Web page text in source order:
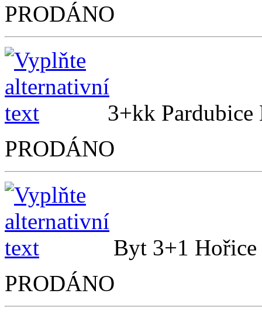
PRODÁNO
3+kk Pardubice
PRODÁNO
Byt 3+1
PRODÁNO